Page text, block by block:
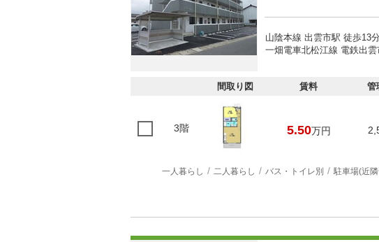
山陰本線 出雲市駅 徒歩13分
一畑電車北松江線 電鉄出
間取り図 賃料 管
3階 5.50万円
一人暮らし 二人暮らし バス・トイレ別 駐車場(近